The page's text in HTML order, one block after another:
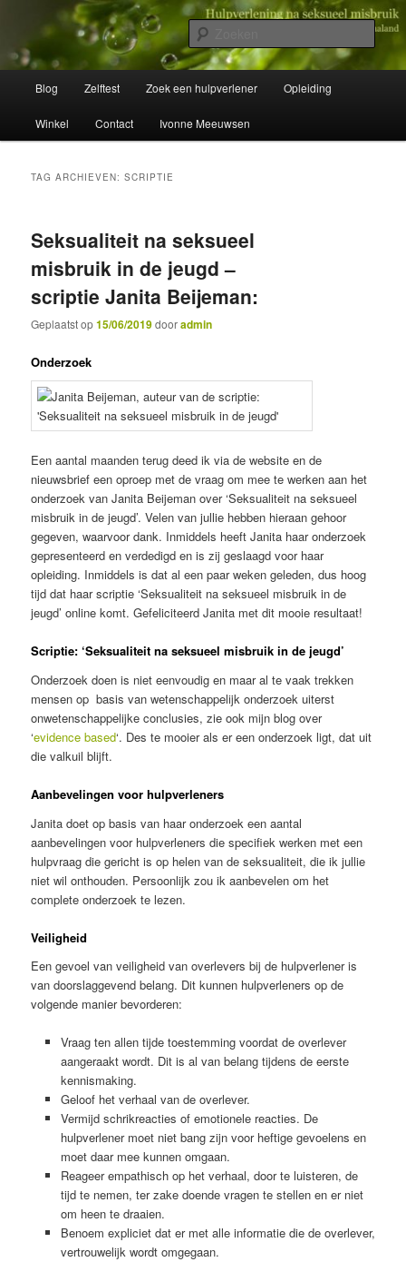
primaire
secundaireHulpverlening na seksueel misbruik
Wegwijzer in Traumaland
Blog Zelftest Zoek een hulpverlener Opleiding
Winkel Contact Ivonne Meeuwsen
TAG ARCHIEVEN:SCRIPTIE
Seksualiteit na seksueel
misbruik in de jeugd –
scriptie Janita Beijeman:
Geplaatst op15/06/2019dooradmin
Onderzoek
Een aantal maanden terug deed ik via de website en de
nieuwsbrief een oproep met de vraag om mee te werken aan het
onderzoek van Janita Beijeman over ‘Seksualiteit na seksueel
misbruik in de jeugd’. Velen van jullie hebben hieraan gehoor
gegeven, waarvoor dank. Inmiddels heeft Janita haar onderzoek
gepresenteerd en verdedigd en is zij geslaagd voor haar
opleiding. Inmiddels is dat al een paar weken geleden, dus hoog
tijd dat haar scriptie ‘Seksualiteit na seksueel misbruik in de
jeugd’ online komt. Gefeliciteerd Janita met dit mooie resultaat!
Scriptie: ‘Seksualiteit na seksueel misbruik in de jeugd’
Onderzoek doen is niet eenvoudig en maar al te vaak trekken
mensen op basis van wetenschappelijk onderzoek uiterst
onwetenschappelijke conclusies, zie ook mijn blog over
‘evidence based‘. Des te mooier als er een onderzoek ligt, dat uit
die valkuil blijft.
Aanbevelingen voor hulpverleners
Janita doet op basis van haar onderzoek een aantal
aanbevelingen voor hulpverleners die specifiek werken met een
hulpvraag die gericht is op helen van de seksualiteit, die ik jullie
niet wil onthouden. Persoonlijk zou ik aanbevelen om het
complete onderzoek te lezen.
Veiligheid
Een gevoel van veiligheid van overlevers bij de hulpverlener is
van doorslaggevend belang. Dit kunnen hulpverleners op de
volgende manier bevorderen:
Vraag ten allen tijde toestemming voordat de overlever
aangeraakt wordt. Dit is al van belang tijdens de eerste
kennismaking.
Geloof het verhaal van de overlever.
Vermijd schrikreacties of emotionele reacties. De
hulpverlener moet niet bang zijn voor heftige gevoelens en
moet daar mee kunnen omgaan.
Reageer empathisch op het verhaal, door te luisteren, de
tijd te nemen, ter zake doende vragen te stellen en er niet
om heen te draaien.
Benoem expliciet dat er met alle informatie die de overlever,
vertrouwelijk wordt omgegaan.